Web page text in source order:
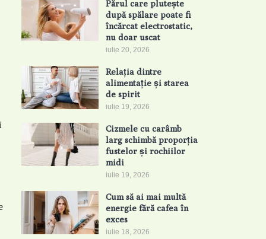
Părul care plutește
după spălare poate fi
încărcat electrostatic,
nu doar uscat
iulie 20, 2026
Relația dintre
alimentație și starea
de spirit
iulie 19, 2026
Cizmele cu carâmb
larg schimbă proporția
fustelor și rochiilor
midi
iulie 19, 2026
Cum să ai mai multă
energie fără cafea în
exces
iulie 18, 2026